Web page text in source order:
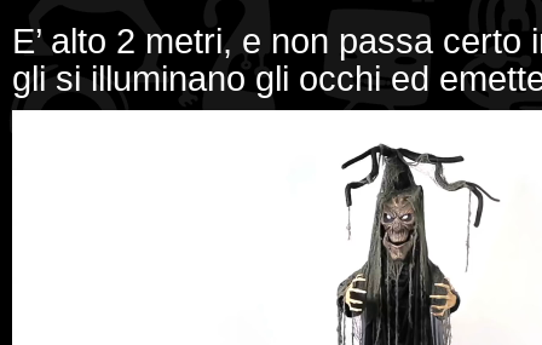
E’ alto 2 metri, e non passa
gli si illuminano gli occhi ed